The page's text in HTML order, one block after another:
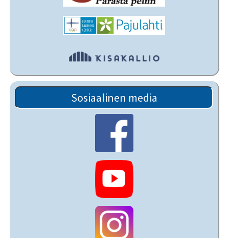
Sosiaalinen media